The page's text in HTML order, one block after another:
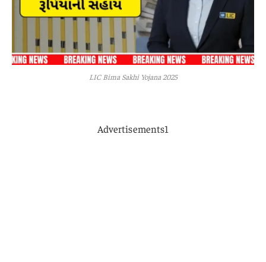
LIC Bima Sakhi Yojana 2025
Advertisements1